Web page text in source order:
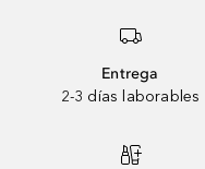
Entrega
2-3 días laborables